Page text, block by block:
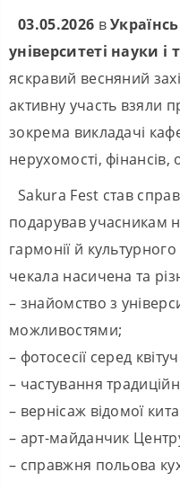
03.05.2026 в
університеті науки і
яскравий весняний
активну участь взяли
зокрема викладачі
нерухомості, фінансів,
Sakura Fest став
подарував учасникам
гармонії й
чекала насичена та
– знайомство з
можливостями;
– фотосесії серед
– частування
– вернісаж відомої
– арт-майданчик
– справжня польова